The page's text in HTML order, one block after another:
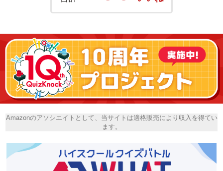
Amazonのアソシエイトとして、当サイトは適格販売により収入を得てい
ます。